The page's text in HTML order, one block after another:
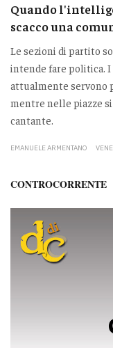
Quando
scacco una
Le sezioni di partito
intende fare politica.
attualmente servono
mentre nelle piazze si
cantante.
EMANUELE ARMENTANO
CONTROCORRENTE